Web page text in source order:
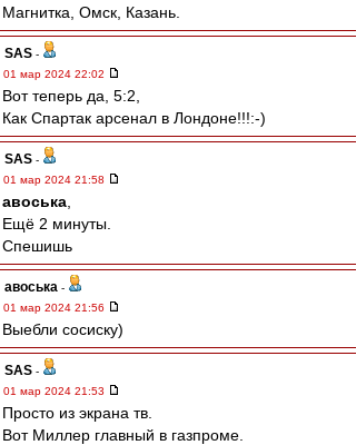
Магнитка, Омск, Казань.
SAS -
01 мар 2024 22:02
Вот теперь да, 5:2,
Как Спартак арсенал в Лондоне!!!:-)
SAS -
01 мар 2024 21:58
авоська
Ещё 2 минуты.
Спешишь
авоська -
01 мар 2024 21:56
Выебли сосиску)
SAS -
01 мар 2024 21:53
Просто из экрана тв.
Вот Миллер главный в газпроме.